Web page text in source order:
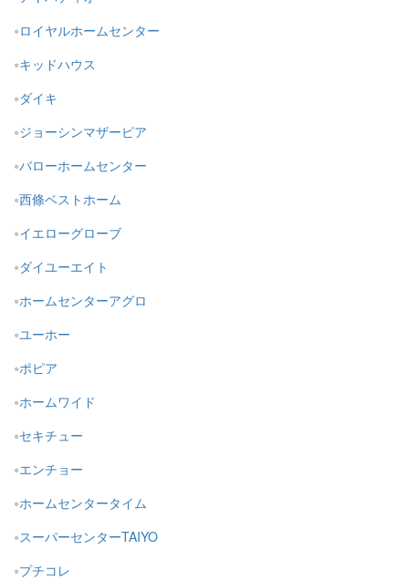
ロイヤルホームセンター
キッドハウス
ダイキ
ジョーシンマザーピア
バローホームセンター
西條ベストホーム
イエローグローブ
ダイユーエイト
ホームセンターアグロ
ユーホー
ポピア
ホームワイド
セキチュー
エンチョー
ホームセンタータイム
スーパーセンターTAIYO
プチコレ